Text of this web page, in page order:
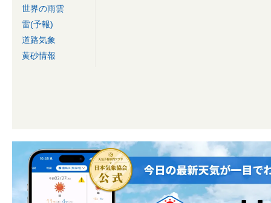
世界の雨雲
雷(予報)
道路気象
黄砂情報